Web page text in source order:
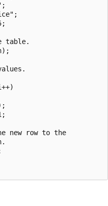
table.
new row to the